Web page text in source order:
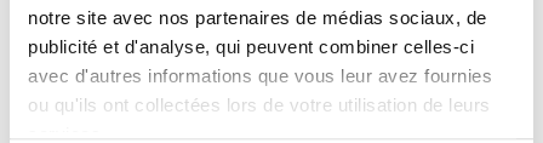
notre site avec nos partenaires de médias sociaux, de
publicité et d'analyse, qui peuvent combiner celles-ci
avec d'autres informations que vous leur avez fournies
ou qu'ils ont collectées lors de votre utilisation de leurs
Membres